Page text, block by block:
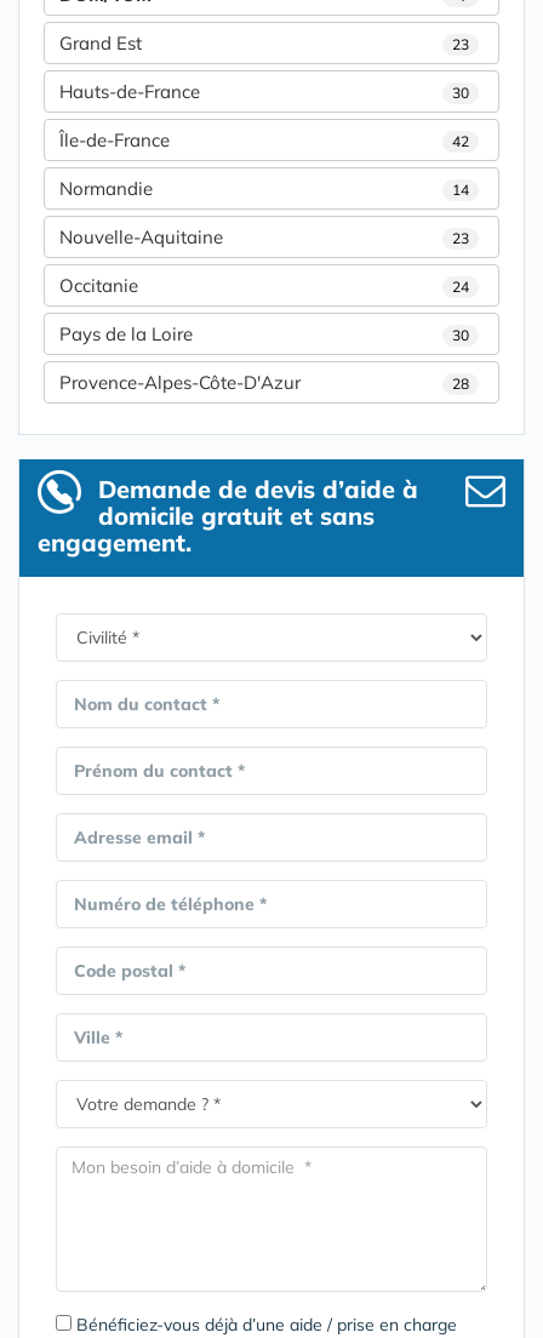
Grand Est 23
Hauts-de-France 30
Île-de-France 42
Normandie 14
Nouvelle-Aquitaine 23
Occitanie 24
Pays de la Loire 30
Provence-Alpes-Côte-D'Azur 28
Demande de devis d’aide à
domicile gratuit et sans
engagement.
Nom du contact *
Prénom du contact *
Adresse email *
Numéro de téléphone *
Code postal *
Ville *
Bénéficiez-vous déjà d’une aide / prise en charge